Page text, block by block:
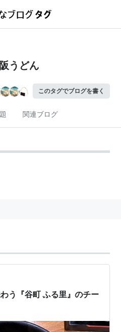
うどん
このタグでブログを書く
関連ブログ
う『谷町 ふる里』のチー